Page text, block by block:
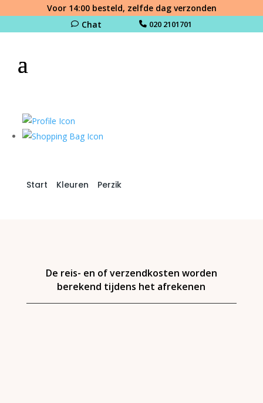
Voor 14:00 besteld, zelfde dag verzonden
Chat
020 2101701
Start Kleuren Perzik/ Peach Blush R12-060
De reis- en of verzendkosten worden
berekend tijdens het afrekenen